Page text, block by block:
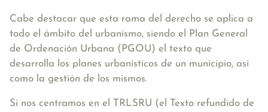
Cabe destacar que esta rama del derecho se aplica a
todo el ámbito del urbanismo, siendo el Plan General
de Ordenación Urbana (PGOU) el texto que
desarrolla los planes urbanísticos de un municipio, así
como la gestión de los mismos.
Si nos centramos en el TRLSRU (el Texto refundido de